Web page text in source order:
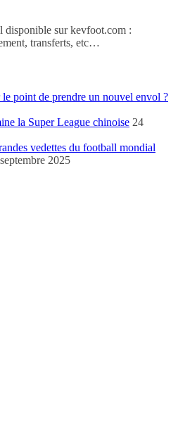
disponible sur kevfoot.com :
transferts, etc…
point de prendre un nouvel envol ?
la Super League chinoise 24
vedettes du football mondial
2025